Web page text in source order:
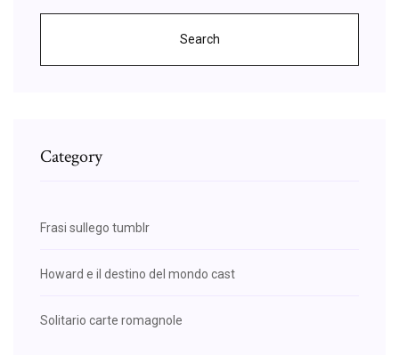
Search
Category
Frasi sullego tumblr
Howard e il destino del mondo cast
Solitario carte romagnole